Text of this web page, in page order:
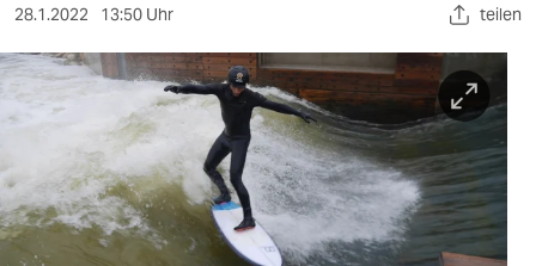
sport
nord
wahrheit
28.1.2022 13:50 Uhr teilen